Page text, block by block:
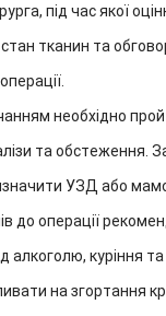
під час якої
тканин та
необхідно
та обстеження.
УЗД або
до операції
алкоголю, куріння
на згортання